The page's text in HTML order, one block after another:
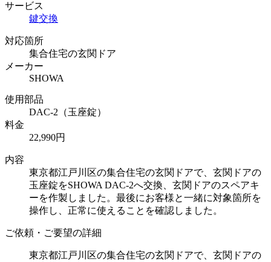
サービス
鍵交換
対応箇所
集合住宅の玄関ドア
メーカー
SHOWA
使用部品
DAC-2（玉座錠）
料金
22,990円
内容
東京都江戸川区の集合住宅の玄関ドアで、玄関ドアの
玉座錠をSHOWA DAC-2へ交換、玄関ドアのスペアキ
ーを作製しました。最後にお客様と一緒に対象箇所を
操作し、正常に使えることを確認しました。
ご依頼・ご要望の詳細
東京都江戸川区の集合住宅の玄関ドアで、玄関ドアの